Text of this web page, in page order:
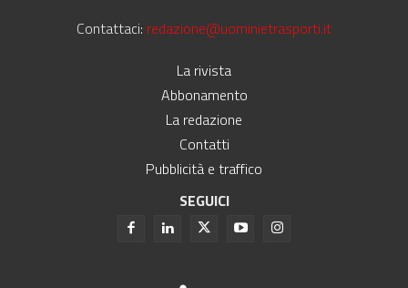
Contattaci: redazione@uominietrasporti.it
La rivista
Abbonamento
La redazione
Contatti
Pubblicità e traffico
SEGUICI